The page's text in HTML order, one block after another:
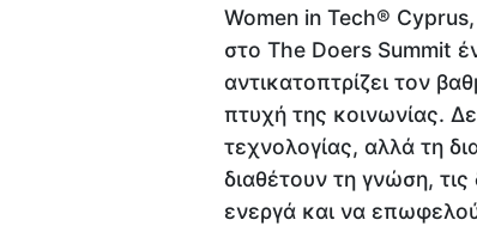
Women in Tech®
στο The Doers Summit
αντικατοπτρίζει τον
πτυχή της κοινωνίας.
τεχνολογίας, αλλά τη
διαθέτουν τη γνώση, τις
ενεργά και να